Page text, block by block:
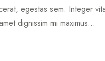
egestas sem. Integer
dignissim mi maximus...